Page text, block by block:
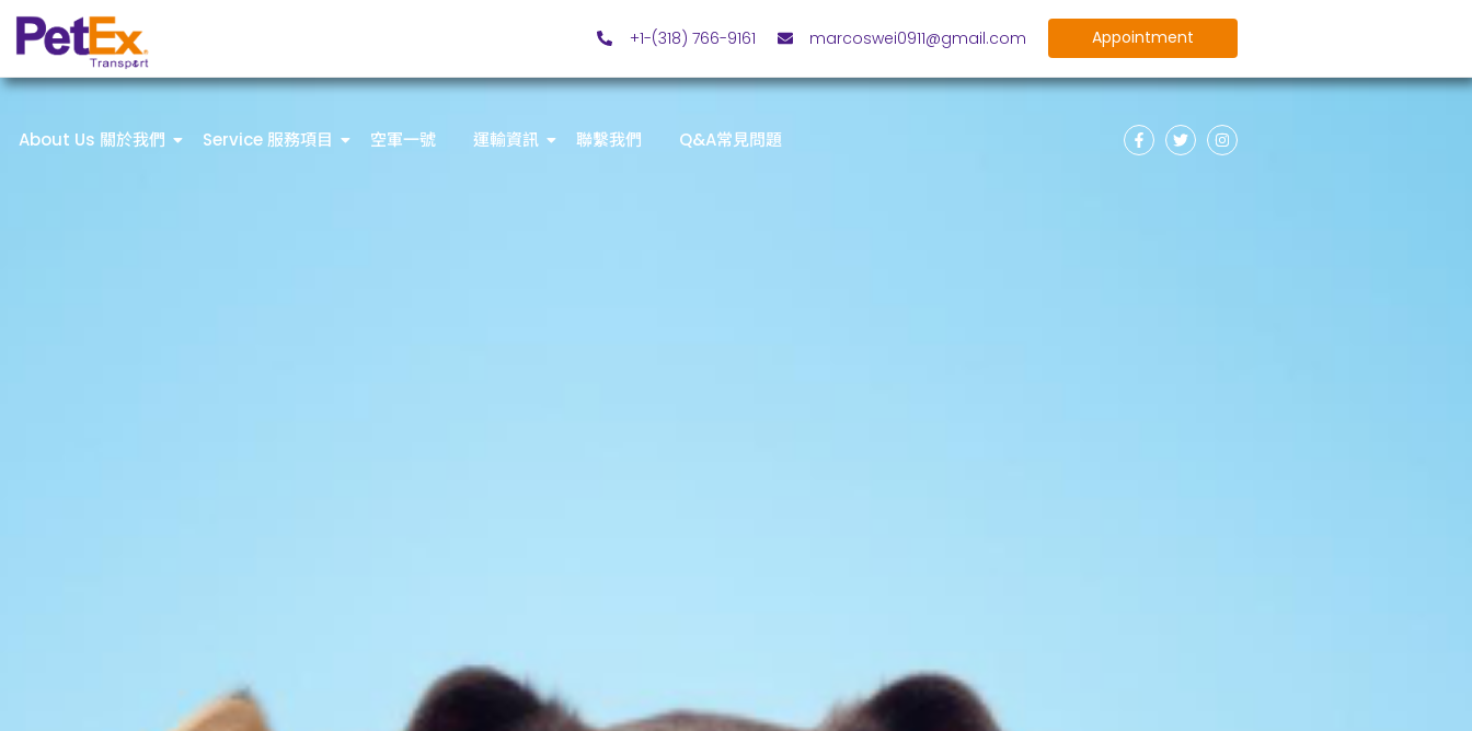
+1-(318) 766-9161 marcoswei0911@gmail.com Appointment
About Us 關於我們 Service 服務項目 空軍一號 運輸資訊 聯繫我們 Q&A常見問題